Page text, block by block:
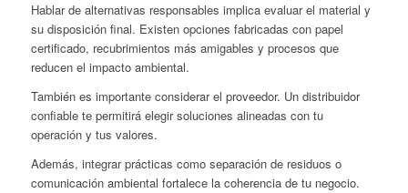
Hablar de alternativas responsables implica evaluar el material y
su disposición final. Existen opciones fabricadas con papel
certificado, recubrimientos más amigables y procesos que
reducen el impacto ambiental.
También es importante considerar el proveedor. Un distribuidor
confiable te permitirá elegir soluciones alineadas con tu
operación y tus valores.
Además, integrar prácticas como separación de residuos o
comunicación ambiental fortalece la coherencia de tu negocio.